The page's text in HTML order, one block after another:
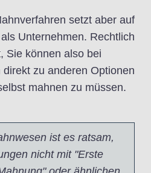
setzt aber auf
Unternehmen. Rechtlich
Sie können also bei
zu anderen Optionen
mahnen zu müssen.
ist es ratsam,
nicht mit "Erste